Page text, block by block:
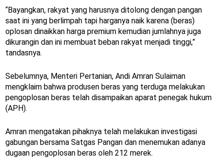
“Bayangkan, rakyat yang harusnya ditolong dengan pangan
saat ini yang berlimpah tapi harganya naik karena (beras)
oplosan dinaikkan harga premium kemudian jumlahnya juga
dikurangin dan ini membuat beban rakyat menjadi tinggi,”
tandasnya.
Sebelumnya, Menteri Pertanian, Andi Amran Sulaiman
mengklaim bahwa produsen beras yang terduga melakukan
pengoplosan beras telah disampaikan aparat penegak hukum
(APH).
Amran mengatakan pihaknya telah melakukan investigasi
gabungan bersama Satgas Pangan dan menemukan adanya
dugaan pengoplosan beras oleh 212 merek.